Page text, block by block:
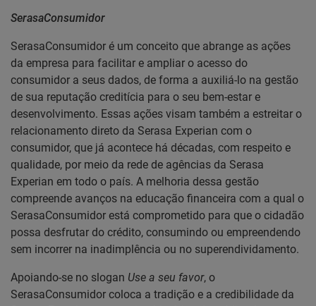
SerasaConsumidor
SerasaConsumidor é um conceito que abrange as ações
da empresa para facilitar e ampliar o acesso do
consumidor a seus dados, de forma a auxiliá-lo na gestão
de sua reputação creditícia para o seu bem-estar e
desenvolvimento. Essas ações visam também a estreitar o
relacionamento direto da Serasa Experian com o
consumidor, que já acontece há décadas, com respeito e
qualidade, por meio da rede de agências da Serasa
Experian em todo o país. A melhoria dessa gestão
compreende avanços na educação financeira com a qual o
SerasaConsumidor está comprometido para que o cidadão
possa desfrutar do crédito, consumindo ou empreendendo
sem incorrer na inadimplência ou no superendividamento.
Apoiando-se no slogan Use a seu favor, o
SerasaConsumidor coloca a tradição e a credibilidade da